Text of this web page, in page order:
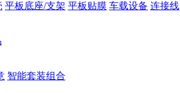
平板底座/支架 平板贴膜 车载设备 连接线
智能套装组合